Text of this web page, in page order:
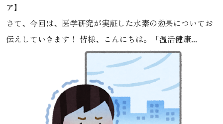
ア】
さて、今回は、医学研究が実証した水素の効果についてお
伝えしていきます！ 皆様、こんにちは。「温活健康...